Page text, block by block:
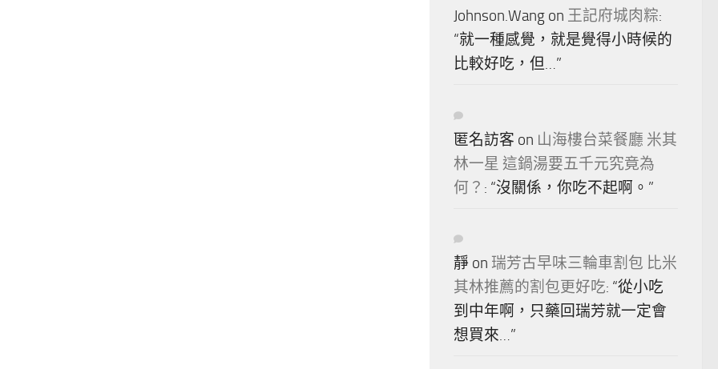
Johnson.Wang on 王記府城肉粽:
“就一種感覺，就是覺得小時候的
比較好吃，但…”
匿名訪客 on 山海樓台菜餐廳 米其
林一星 這鍋湯要五千元究竟為
何？ : “沒關係，你吃不起啊。 ”
靜 on 瑞芳古早味三輪車割包 比米
其林推薦的割包更好吃: “從小吃
到中年啊，只藥回瑞芳就一定會
想買來…”